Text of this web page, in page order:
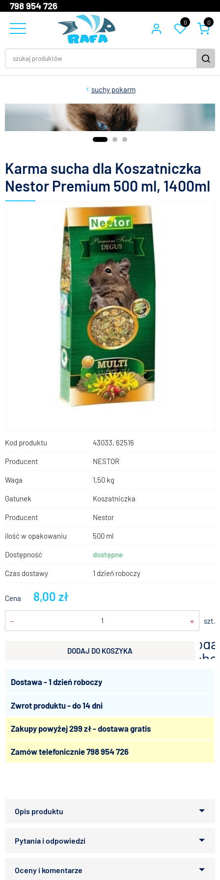
798 954 726
0 0
suchy pokarm
Karma sucha dla Koszatniczka
Nestor Premium 500 ml, 1400ml
Kod produktu 43033, 62516
Producent NESTOR
Waga 1,50 kg
Gatunek Koszatniczka
Producent Nestor
ilość w opakowaniu 500 ml
Dostępność dostępne
Czas dostawy 1 dzień roboczy
Cena 8,00 zł
- + szt.
DODAJ DO KOSZYKA
Dostawa - 1 dzień roboczy
Zwrot produktu - do 14 dni
Zakupy powyżej 299 zł - dostawa gratis
Zamów telefonicznie798 954 726
naturalnych składnikach. Nie zawiera nie tylko żadnych
zbilansowanej mieszanki została opracowana z myślą o
koszatniczkach tak, by zapewnić im wyjątkowo smaczne
Zapytaj o produkt